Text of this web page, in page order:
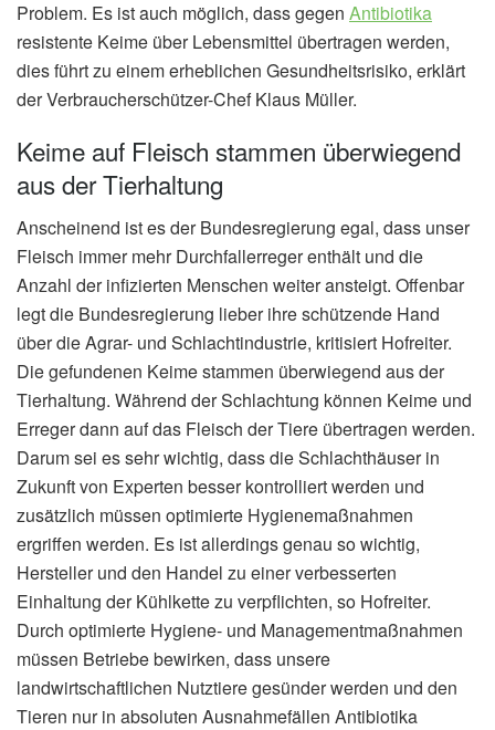
Problem. Es ist auch möglich, dass gegen Antibiotika
resistente Keime über Lebensmittel übertragen werden,
dies führt zu einem erheblichen Gesundheitsrisiko, erklärt
der Verbraucherschützer-Chef Klaus Müller.
Keime auf Fleisch stammen überwiegend
aus der Tierhaltung
Anscheinend ist es der Bundesregierung egal, dass unser
Fleisch immer mehr Durchfallerreger enthält und die
Anzahl der infizierten Menschen weiter ansteigt. Offenbar
legt die Bundesregierung lieber ihre schützende Hand
über die Agrar- und Schlachtindustrie, kritisiert Hofreiter.
Die gefundenen Keime stammen überwiegend aus der
Tierhaltung. Während der Schlachtung können Keime und
Erreger dann auf das Fleisch der Tiere übertragen werden.
Darum sei es sehr wichtig, dass die Schlachthäuser in
Zukunft von Experten besser kontrolliert werden und
zusätzlich müssen optimierte Hygienemaßnahmen
ergriffen werden. Es ist allerdings genau so wichtig,
Hersteller und den Handel zu einer verbesserten
Einhaltung der Kühlkette zu verpflichten, so Hofreiter.
Durch optimierte Hygiene- und Managementmaßnahmen
müssen Betriebe bewirken, dass unsere
landwirtschaftlichen Nutztiere gesünder werden und den
Tieren nur in absoluten Ausnahmefällen Antibiotika